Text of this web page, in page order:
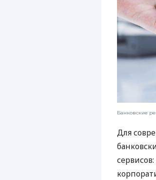
Банковские
Для